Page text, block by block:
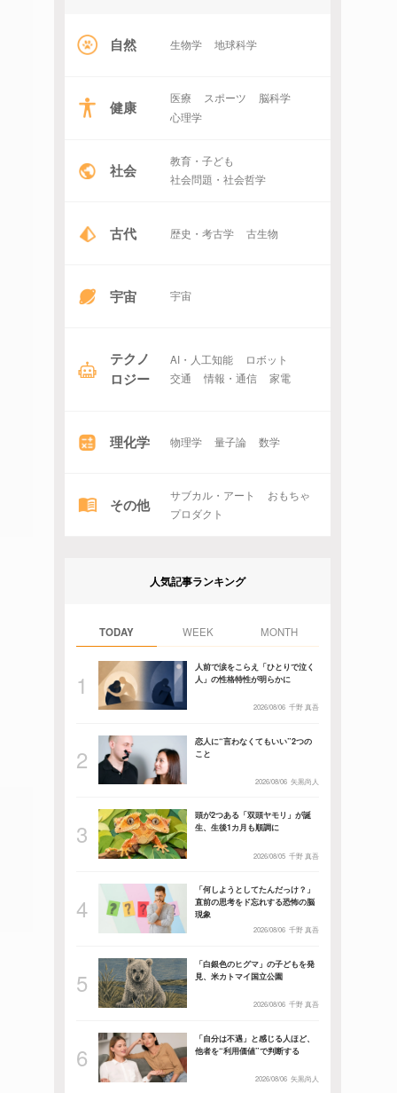
自然 生物学 地球科学
健康 医療 スポーツ
脳科学
心理学
社会
教育・子ども
社会問題・社会哲学
古代 歴史・考古学 古生物
宇宙 宇宙
テクノ
ロジー
AI・人工知能
ロボット
交通
情報・通信 家電
理化学 物理学 量子論 数学
その他 サブカル・アート
おもちゃ
プロダクト
人気記事ランキング
TODAY WEEK MONTH
人前で涙をこらえ「ひとりで泣く
人」の性格特性が明らかに
2026/08/06 千野 真吾
恋人に“言わなくてもいい”2つの
こと
2026/08/06 矢黒尚人
頭が2つある「双頭ヤモリ」が誕
生、生後1カ月も順調に
2026/08/05 千野 真吾
「何しようとしてたんだっけ？」
直前の思考をド忘れする恐怖の脳
現象
2026/08/06 千野 真吾
「白銀色のヒグマ」の子どもを発
見、米カトマイ国立公園
2026/08/06 千野 真吾
「自分は不遇」と感じる人ほど、
他者を“利用価値”で判断する
2026/08/06 矢黒尚人